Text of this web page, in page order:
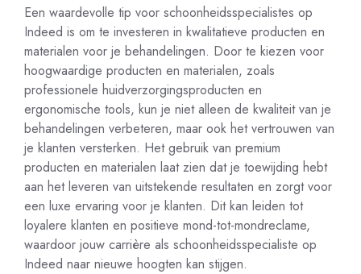
Een waardevolle tip voor schoonheidsspecialistes op
Indeed is om te investeren in kwalitatieve producten en
materialen voor je behandelingen. Door te kiezen voor
hoogwaardige producten en materialen, zoals
professionele huidverzorgingsproducten en
ergonomische tools, kun je niet alleen de kwaliteit van je
behandelingen verbeteren, maar ook het vertrouwen van
je klanten versterken. Het gebruik van premium
producten en materialen laat zien dat je toewijding hebt
aan het leveren van uitstekende resultaten en zorgt voor
een luxe ervaring voor je klanten. Dit kan leiden tot
loyalere klanten en positieve mond-tot-mondreclame,
waardoor jouw carrière als schoonheidsspecialiste op
Indeed naar nieuwe hoogten kan stijgen.